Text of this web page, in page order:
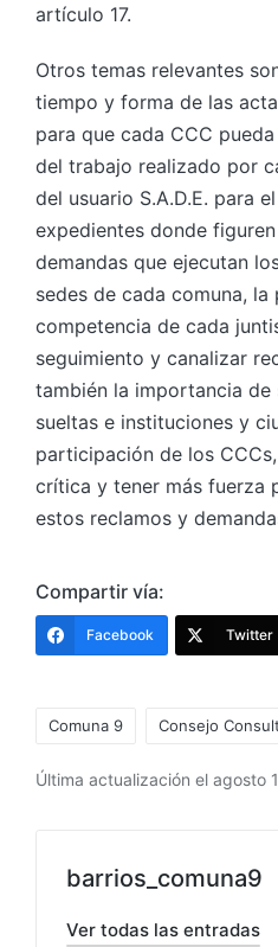
artículo 17.
Otros temas relevantes
tiempo y forma de las
para que cada CCC
del trabajo realizado por
del usuario S.A.D.E. para
expedientes donde
demandas que ejecutan
sedes de cada comuna,
competencia de cada
seguimiento y canalizar
también la importancia de
sueltas e instituciones y
participación de los
crítica y tener más fuerza
estos reclamos y
Compartir vía:
Facebook Twitter
Comuna 9 Consejo
Última actualización el agosto
barrios_comuna9
Ver todas las entradas